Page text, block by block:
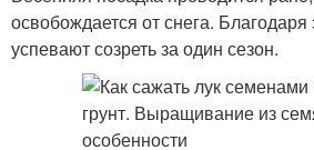
освобождается от снега.
успевают созреть за один сезон.